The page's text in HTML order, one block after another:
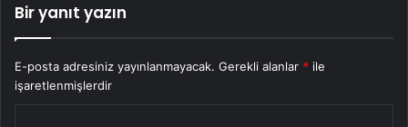
Bir yanıt yazın
E-posta adresiniz yayınlanmayacak. Gerekli alanlar * ile
işaretlenmişlerdir